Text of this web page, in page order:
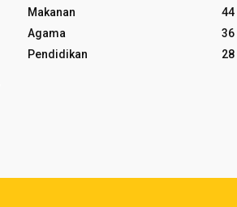
Makanan
44
Agama
36
Pendidikan
28